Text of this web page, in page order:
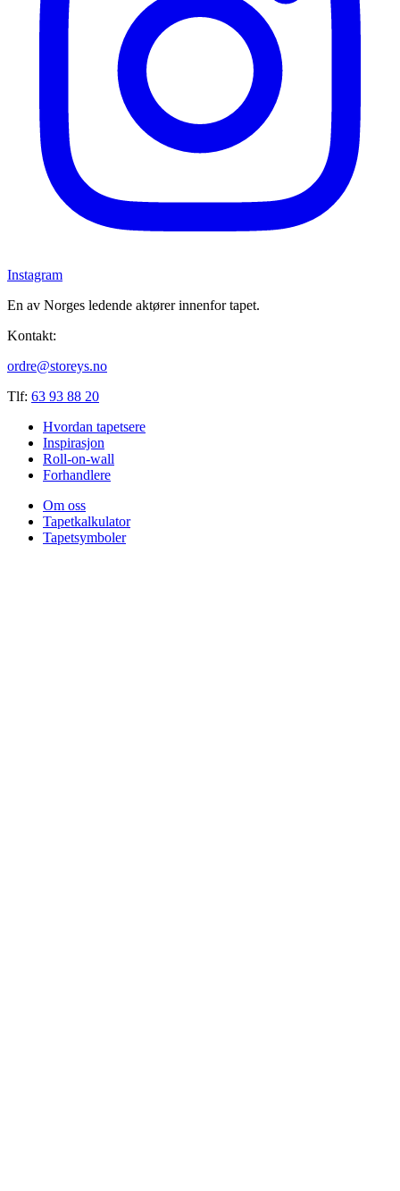
Instagram
En av Norges ledende aktører innenfor tapet.
Kontakt:
ordre@storeys.no
Tlf: 63 93 88 20
Hvordan tapetsere
Inspirasjon
Roll-on-wall
Forhandlere
Om oss
Tapetkalkulator
Tapetsymboler